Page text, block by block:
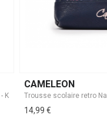
CAMELEON
14,99 €